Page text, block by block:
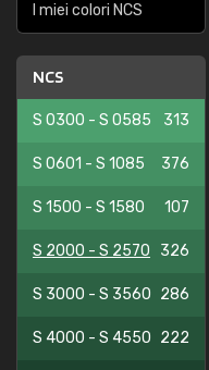
I miei colori NCS
NCS
S 0300 - S 0585 313
S 0601 - S 1085 376
S 1500 - S 1580 107
S 2000 - S 2570 326
S 3000 - S 3560 286
S 4000 - S 4550 222